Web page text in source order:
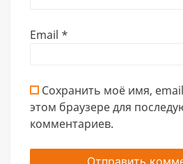
Email *
Сохранить моё имя,
этом браузере для
комментариев.